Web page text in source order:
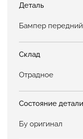
Деталь
Бампер передний
Склад
Отрадное
Состояние детали
Бу оригинал